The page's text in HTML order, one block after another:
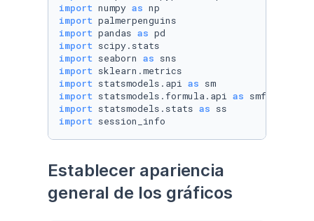
import numpy as
import
import pandas as
import
import seaborn as
import
import statsmodels.api as
import statsmodels.formula.api as
import statsmodels.stats as
import session_info
Establecer apariencia
general de los gráficos